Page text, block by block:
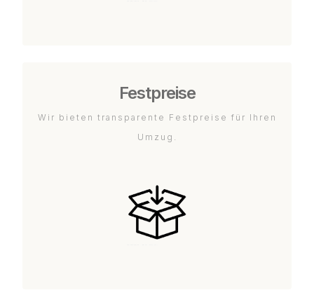
Festpreise
Wir bieten transparente Festpreise für Ihren
Umzug.